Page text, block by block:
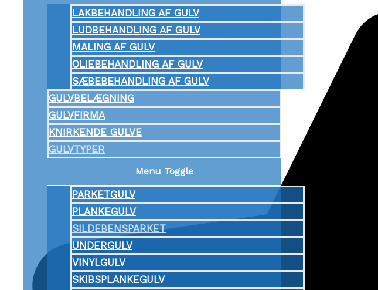
LAKBEHANDLING AF GULV
LUDBEHANDLING AF GULV
MALING AF GULV
OLIEBEHANDLING AF GULV
SÆBEBEHANDLING AF GULV
GULVBELÆGNING
GULVFIRMA
KNIRKENDE GULVE
GULVTYPER
Menu Toggle
PARKETGULV
PLANKEGULV
SILDEBENSPARKET
UNDERGULV
VINYLGULV
SKIBSPLANKEGULV